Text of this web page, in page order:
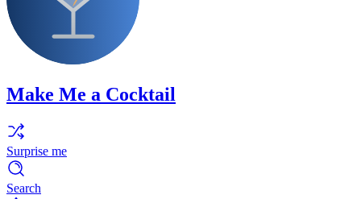
Make Me a Cocktail
Surprise me
Search